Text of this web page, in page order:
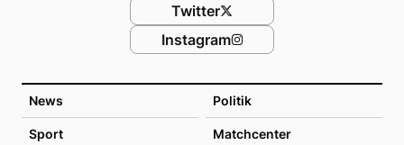
News Politik
Sport Matchcenter
Twitter
Instagram